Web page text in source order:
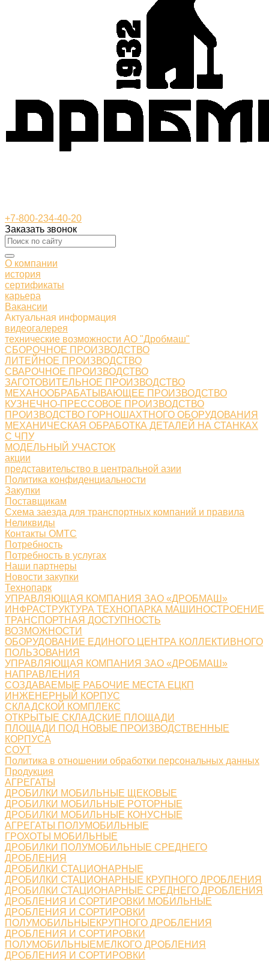
+7-800-234-40-20
Заказать звонок
О компании
история
сертификаты
карьера
Вакансии
Актуальная информация
видеогалерея
технические возможности АО "Дробмаш"
СБОРОЧНОЕ ПРОИЗВОДСТВО
ЛИТЕЙНОЕ ПРОИЗВОДСТВО
СВАРОЧНОЕ ПРОИЗВОДСТВО
ЗАГОТОВИТЕЛЬНОЕ ПРОИЗВОДСТВО
МЕХАНООБРАБАТЫВАЮЩЕЕ ПРОИЗВОДСТВО
КУЗНЕЧНО-ПРЕССОВОЕ ПРОИЗВОДСТВО
ПРОИЗВОДСТВО ГОРНОШАХТНОГО ОБОРУДОВАНИЯ
МЕХАНИЧЕСКАЯ ОБРАБОТКА ДЕТАЛЕЙ НА СТАНКАХ
С ЧПУ
МОДЕЛЬНЫЙ УЧАСТОК
акции
представительство в центральной азии
Политика конфиденциальности
Закупки
Поставщикам
Схема заезда для транспортных компаний и правила
Неликвиды
Контакты ОМТС
Потребность
Потребность в услугах
Наши партнеры
Новости закупки
Технопарк
УПРАВЛЯЮЩАЯ КОМПАНИЯ ЗАО «ДРОБМАШ»
ИНФРАСТРУКТУРА ТЕХНОПАРКА МАШИНОСТРОЕНИЕ
ТРАНСПОРТНАЯ ДОСТУПНОСТЬ
ВОЗМОЖНОСТИ
ОБОРУДОВАНИЕ ЕДИНОГО ЦЕНТРА КОЛЛЕКТИВНОГО
ПОЛЬЗОВАНИЯ
УПРАВЛЯЮЩАЯ КОМПАНИЯ ЗАО «ДРОБМАШ»
НАПРАВЛЕНИЯ
СОЗДАВАЕМЫЕ РАБОЧИЕ МЕСТА ЕЦКП
ИНЖЕНЕРНЫЙ КОРПУС
СКЛАДСКОЙ КОМПЛЕКС
ОТКРЫТЫЕ СКЛАДСКИЕ ПЛОЩАДИ
ПЛОЩАДИ ПОД НОВЫЕ ПРОИЗВОДСТВЕННЫЕ
КОРПУСА
СОУТ
Политика в отношении обработки персональных данных
Продукция
АГРЕГАТЫ
ДРОБИЛКИ МОБИЛЬНЫЕ ЩЕКОВЫЕ
ДРОБИЛКИ МОБИЛЬНЫЕ РОТОРНЫЕ
ДРОБИЛКИ МОБИЛЬНЫЕ КОНУСНЫЕ
АГРЕГАТЫ ПОЛУМОБИЛЬНЫЕ
ГРОХОТЫ МОБИЛЬНЫЕ
ДРОБИЛКИ ПОЛУМОБИЛЬНЫЕ СРЕДНЕГО
ДРОБЛЕНИЯ
ДРОБИЛКИ СТАЦИОНАРНЫЕ
ДРОБИЛКИ СТАЦИОНАРНЫЕ КРУПНОГО ДРОБЛЕНИЯ
ДРОБИЛКИ СТАЦИОНАРНЫЕ СРЕДНЕГО ДРОБЛЕНИЯ
ДРОБЛЕНИЯ И СОРТИРОВКИ МОБИЛЬНЫЕ
ДРОБЛЕНИЯ И СОРТИРОВКИ
ПОЛУМОБИЛЬНЫЕКРУПНОГО ДРОБЛЕНИЯ
ДРОБЛЕНИЯ И СОРТИРОВКИ
ПОЛУМОБИЛЬНЫЕМЕЛКОГО ДРОБЛЕНИЯ
ДРОБЛЕНИЯ И СОРТИРОВКИ